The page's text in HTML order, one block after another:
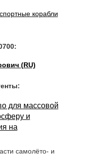
корабли
(RU)
для массовой
и
на
самолёто- и